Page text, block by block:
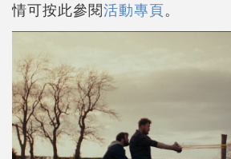
情可按此參閱活動專頁。